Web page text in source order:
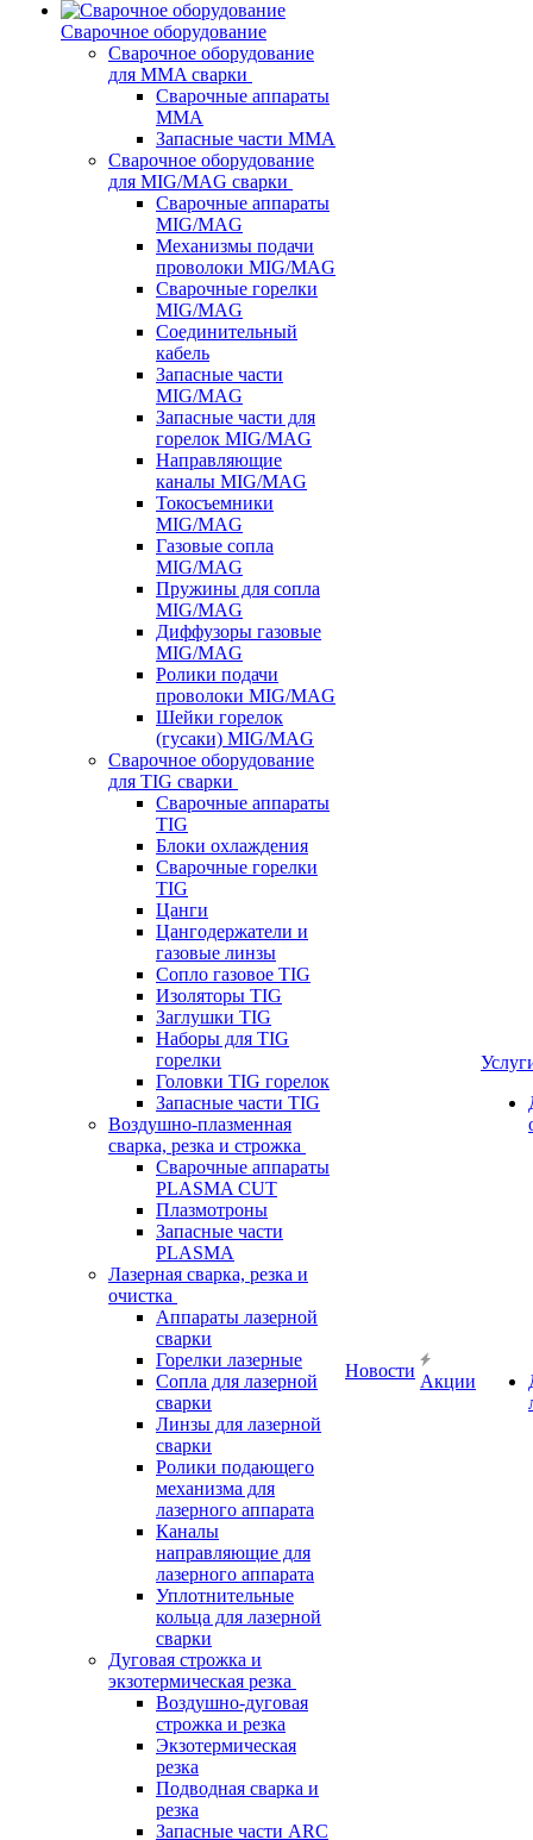
Сварочное оборудование
Сварочное оборудование
для MMA сварки
Сварочные аппараты
MMA
Запасные части MMA
Сварочное оборудование
для MIG/MAG сварки
Сварочные аппараты
MIG/MAG
Механизмы подачи
проволоки MIG/MAG
Сварочные горелки
MIG/MAG
Соединительный
кабель
Запасные части
MIG/MAG
Запасные части для
горелок MIG/MAG
Направляющие
каналы MIG/MAG
Токосъемники
MIG/MAG
Газовые сопла
MIG/MAG
Пружины для сопла
MIG/MAG
Диффузоры газовые
MIG/MAG
Ролики подачи
проволоки MIG/MAG
Шейки горелок
(гусаки) MIG/MAG
Сварочное оборудование
для TIG сварки
Сварочные аппараты
TIG
Блоки охлаждения
Сварочные горелки
TIG
Цанги
Цангодержатели и
газовые линзы
Сопло газовое TIG
Изоляторы TIG
Заглушки TIG
Наборы для TIG
горелки
Головки TIG горелок
Запасные части TIG
Воздушно-плазменная
сварка, резка и строжка
Сварочные аппараты
PLASMA CUT
Плазмотроны
Запасные части
PLASMA
Лазерная сварка, резка и
очистка
Аппараты лазерной
сварки
Горелки лазерные
Сопла для лазерной
сварки
Линзы для лазерной
сварки
Ролики подающего
механизма для
лазерного аппарата
Каналы
направляющие для
лазерного аппарата
Уплотнительные
кольца для лазерной
сварки
Дуговая строжка и
экзотермическая резка
Воздушно-дуговая
строжка и резка
Экзотермическая
резка
Подводная сварка и
резка
Запасные части ARC
Новости
Акции